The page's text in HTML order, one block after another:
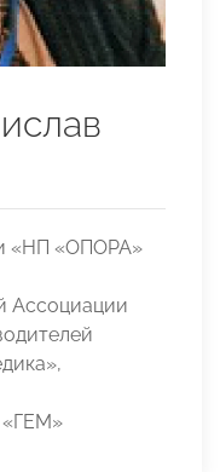
«НП «ОПОРА»
Ассоциации
«ГЕМ»